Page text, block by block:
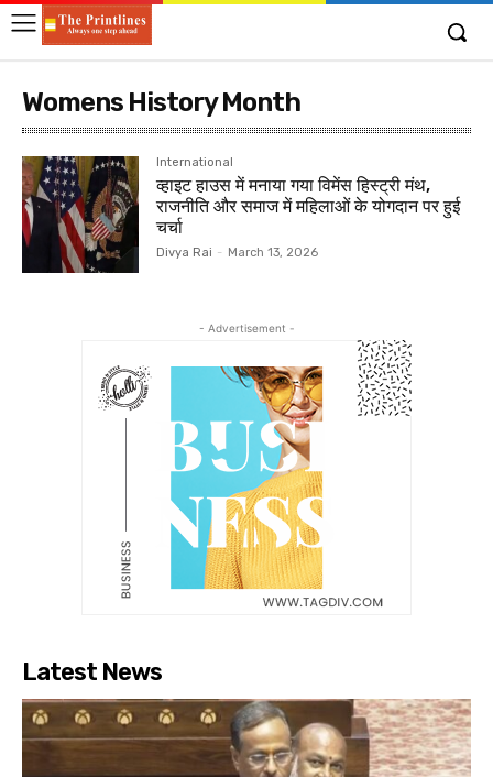
Womens History Month
International
व्हाइट हाउस में मनाया गया विमेंस हिस्ट्री मंथ,
राजनीति और समाज में महिलाओं के योगदान पर हुई
चर्चा
Divya Rai - March 13, 2026
- Advertisement -
Latest News